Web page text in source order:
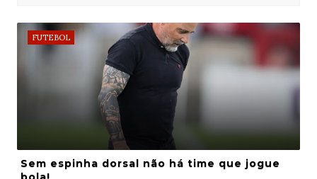
FUTEBOL
Sem espinha dorsal não há time que jogue